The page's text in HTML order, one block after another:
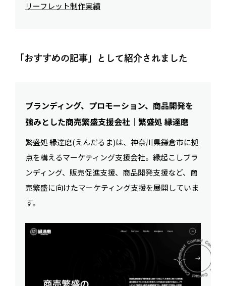
リーフレット制作実績
「おすすめの記事」として紹介されました
ブランディング、プロモーション、商品開発を
強みとした商売繁盛支援会社｜繁盛処 縁達磨
繁盛処 縁達磨(えんだるま)は、神奈川県鎌倉市に拠
点を構えるマーケティング支援会社。縁起こしブラ
ンディング、販売促進支援、商品開発支援など、商
売繁盛に向けたマーケティング支援を展開していま
す。